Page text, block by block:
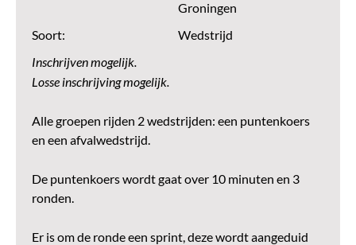
Groningen
Soort:
Wedstrijd
Inschrijven mogelijk.
Losse inschrijving mogelijk.
Alle groepen rijden 2 wedstrijden: een puntenkoers
en een afvalwedstrijd.
De puntenkoers wordt gaat over 10 minuten en 3
ronden.
Er is om de ronde een sprint, deze wordt aangeduid